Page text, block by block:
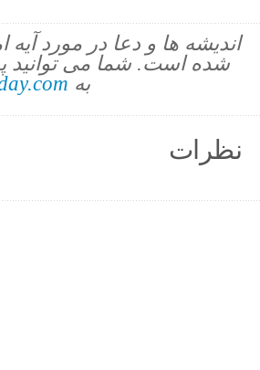
اندیشه ها و دعا در مورد
شده است. شما می توانید
به
نظرات